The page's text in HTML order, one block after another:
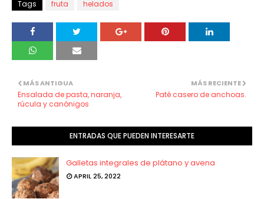
Tags fruta helados
MÁS RECIENTE
Paté casero de anchoas.
MÁS ANTIGUA
Ensalada de pasta, naranja,
rúcula y canónigos
ENTRADAS QUE PUEDEN INTERESARTE
Galletas integrales de plátano y avena
APRIL 25, 2022